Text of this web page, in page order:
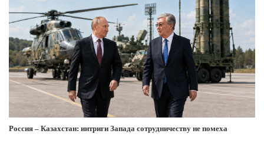
Россия – Казахстан: интриги Запада сотрудничеству не помеха